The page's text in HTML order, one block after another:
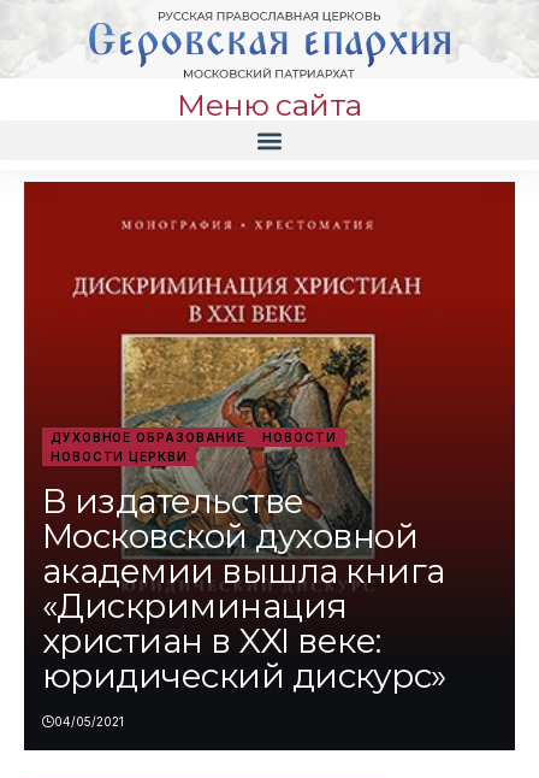
Меню сайта
ДУХОВНОЕ ОБРАЗОВАНИЕ
НОВОСТИ
НОВОСТИ ЦЕРКВИ
В издательстве
Московской духовной
академии вышла книга
«Дискриминация
христиан в XXI веке:
юридический дискурс»
04/05/2021